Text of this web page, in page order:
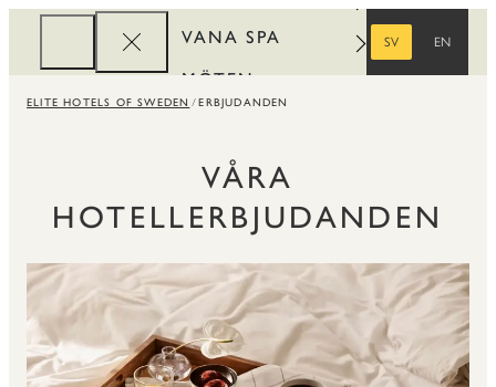
VANA SPA
MÖTEN
REWARDS
SV
EN
ELITE HOTELS OF SWEDEN ERBJUDANDEN
VÅRA
HOTELLERBJUDANDEN